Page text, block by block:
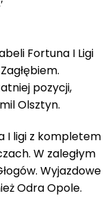
Fortuna I Ligi
pozycji,
Olsztyn.
I ligi z kompletem
W zaległym
Wyjazdowe
Odra Opole.